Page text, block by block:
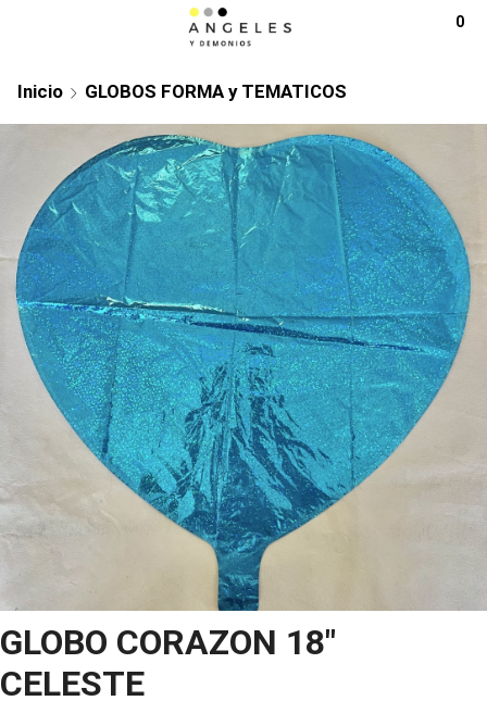
0
Inicio GLOBOS FORMA y TEMATICOS
GLOBO CORAZON 18″
CELESTE